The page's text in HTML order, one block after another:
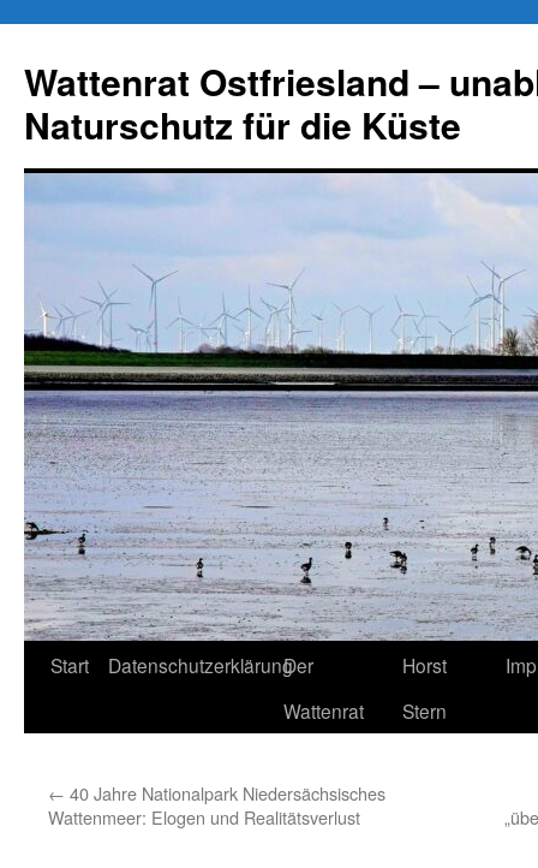
springen
Wattenrat Ostfriesland –
Naturschutz für die Küste
Start DatenschutzerklärungDer
Wattenrat
Horst
Stern
← 40 Jahre Nationalpark Niedersächsisches
Wattenmeer: Elogen und Realitätsverlust